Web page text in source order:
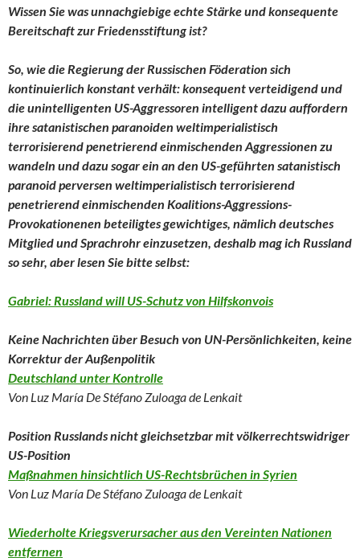
Wissen Sie was unnachgiebige echte Stärke und konsequente
Bereitschaft zur Friedensstiftung ist?
So, wie die Regierung der Russischen Föderation sich
kontinuierlich konstant verhält: konsequent verteidigend und
die unintelligenten US-Aggressoren intelligent dazu auffordern
ihre satanistischen paranoiden weltimperialistisch
terrorisierend penetrierend einmischenden Aggressionen zu
wandeln und dazu sogar ein an den US-geführten satanistisch
paranoid perversen weltimperialistisch terrorisierend
penetrierend einmischenden Koalitions-Aggressions-
Provokationenen beteiligtes gewichtiges, nämlich deutsches
Mitglied und Sprachrohr einzusetzen, deshalb mag ich Russland
so sehr, aber lesen Sie bitte selbst:
Gabriel: Russland will US-Schutz von Hilfskonvois
Keine Nachrichten über Besuch von UN-Persönlichkeiten, keine
Korrektur der Außenpolitik
Deutschland unter Kontrolle
Von Luz María De Stéfano Zuloaga de Lenkait
Position Russlands nicht gleichsetzbar mit völkerrechtswidriger
US-Position
Maßnahmen hinsichtlich US-Rechtsbrüchen in Syrien
Von Luz María De Stéfano Zuloaga de Lenkait
Wiederholte Kriegsverursacher aus den Vereinten Nationen
entfernen